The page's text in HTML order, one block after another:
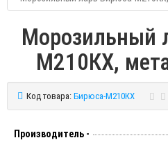
Морозильный
M210КХ,
Код товара: Бирюса-M210КХ
Производитель -